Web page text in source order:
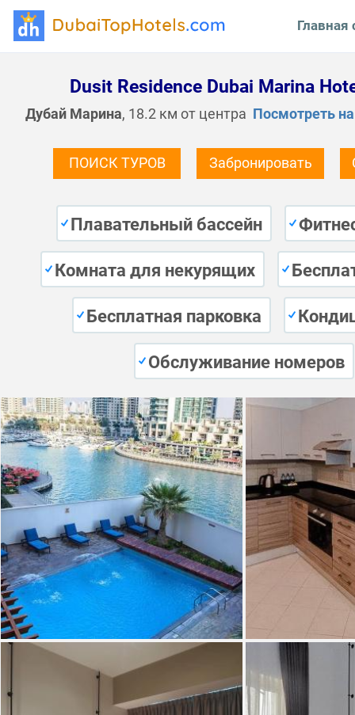
Главная
Dusit Residence Dubai Marina
Дубай Марина, 18.2 км от центра Посмотреть
Забронировать
ПОИСК ТУРОВ
Плавательный бассейн
Комната для некурящих
Бесплатная парковка
Обслуживание номеров